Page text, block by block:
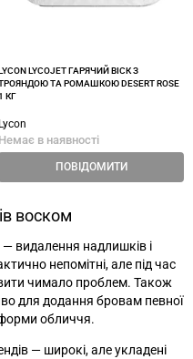
LYCOJET ГАРЯЧИЙ ВІСК З
ТА РОМАШКОЮ DESERT ROSE
КГ
Lycon
Немає в наявності
ПОВІДОМИТИ
воском
— видалення надлишків і
непомітні, але під час
чимало проблем. Також
для додання бровам певної
обличчя.
— широкі, але укладені